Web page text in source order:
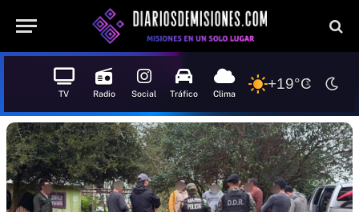
TV Radio Social Tráfico Clima
+19°C